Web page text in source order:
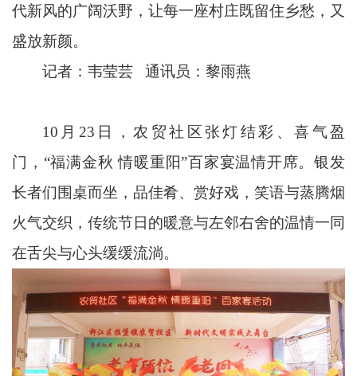
代新风的广阔沃野，让每一座村庄既留住乡愁，又
盛放新颜。
记者：韦莹芸 通讯员：黎雨燕
10月23日，农贸社区张灯结彩、喜气盈
门，“福满金秋 情暖重阳”百家宴温情开席。银发
长者们围桌而坐，品佳肴、赏好戏，笑语与蒸腾烟
火气交织，传统节日的暖意与左邻右舍的温情一同
在舌尖与心头缓缓流淌。